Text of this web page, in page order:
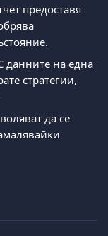
предоставя
данните на една
стратегии,
да се